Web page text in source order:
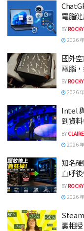
電腦
BY ROCKY
2026
國外
電腦
BY ROCKY
2026
Intel
到資
BY
2026
知名
直呼
BY ROCKY
2026
囊相授